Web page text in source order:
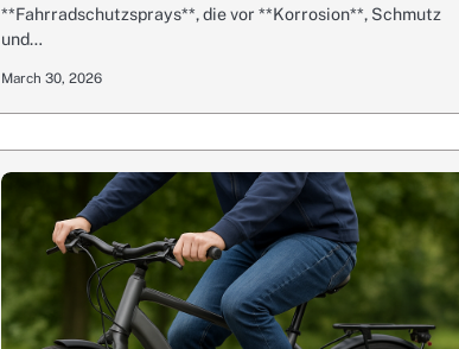
**Fahrradschutzsprays**, die vor **Korrosion**, Schmutz
und…
March 30, 2026